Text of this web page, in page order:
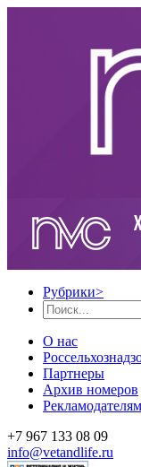
Рубрики>
О нас
Партнеры
Архив номеров
Рекламодателям
+7 967 133 08 09
info@vetandlife.ru